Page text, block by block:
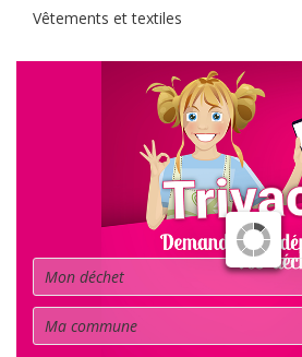
Vêtements et textiles
Déchet
Commune